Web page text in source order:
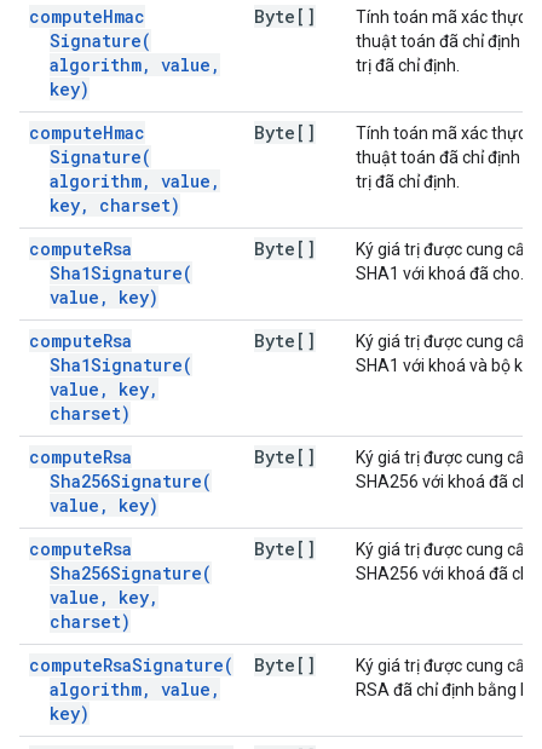
computeHmac
Signature(
algorithm, value ,
key)
Byte[]
Tính toán mã xác thực
thuật toán đã chỉ định
trị đã chỉ định.
computeHmac
Signature(
algorithm, value ,
key, charset)
Byte[]
Tính toán mã xác thực
thuật toán đã chỉ định
trị đã chỉ định.
computeRsa
Sha1Signature(
value , key)
Byte[]
Ký giá trị được cung cấp
SHA1 với khoá đã cho.
computeRsa
Sha1Signature(
value , key,
charset)
Byte[]
Ký giá trị được cung cấp
SHA1 với khoá và bộ ký
computeRsa
Sha256Signature(
value , key)
Byte[]
Ký giá trị được cung cấp
SHA256 với khoá đã cho.
computeRsa
Sha256Signature(
value , key,
charset)
Byte[]
Ký giá trị được cung cấp
SHA256 với khoá đã cho.
computeRsaSignature(
algorithm, value ,
key)
Byte[]
Ký giá trị được cung
RSA đã chỉ định bằng